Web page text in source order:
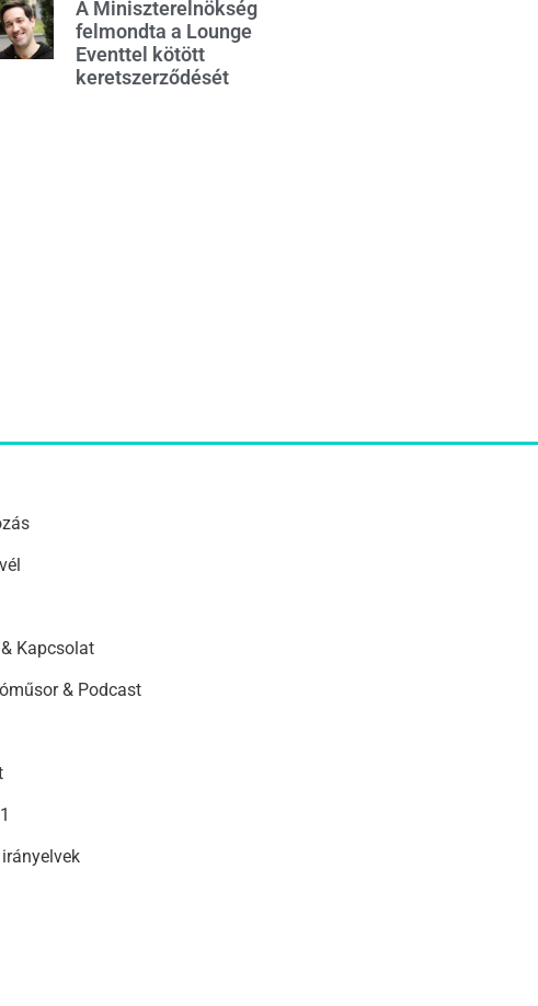
A Miniszterelnökség
felmondta a Lounge
Eventtel kötött
keretszerződését
Kapcsolat
& Podcast